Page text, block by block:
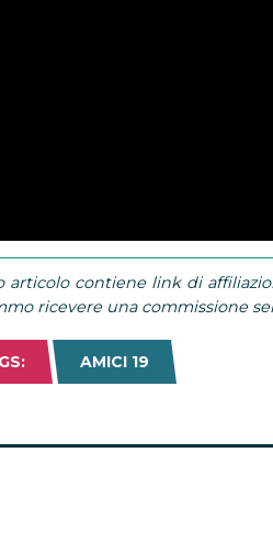
articolo contiene link di
ricevere una commissione
AMICI 19